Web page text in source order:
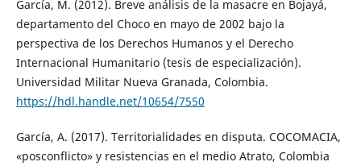
García, M. (2012). Breve análisis de la masacre en Bojayá,
departamento del Choco en mayo de 2002 bajo la
perspectiva de los Derechos Humanos y el Derecho
Internacional Humanitario (tesis de especialización).
Universidad Militar Nueva Granada, Colombia.
https://hdl.handle.net/10654/7550
García, A. (2017). Territorialidades en disputa. COCOMACIA,
«posconflicto» y resistencias en el medio Atrato, Colombia